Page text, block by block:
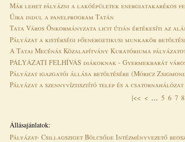
Már lehet pályázni a lakóépületek energiatakarékos
Újra indul a panelprogram Tatán
Tata Város Önkormányzata licit útján értékesíti az
Pályázat a kistérségi főenergetikusi munkakör
A Tatai Mecénás Közalapítvány Kuratóriuma
PÁLYÁZATI FELHÍVÁS diákoknak - Gyermekbarát
Pályázat igazgatói állása betöltésére (Móricz
Pályázat a szennyvíztisztító telep és a
|<< < … 5 6 7 8
Állásajánlatok:
Pályázat- Csillagsziget Bölcsőde Intézményvezető